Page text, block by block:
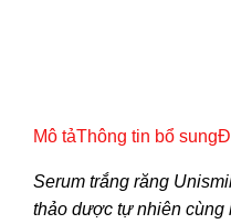
Mô tảThông tin bổ sung
Serum trắng răng
thảo dược tự nhiên cùng